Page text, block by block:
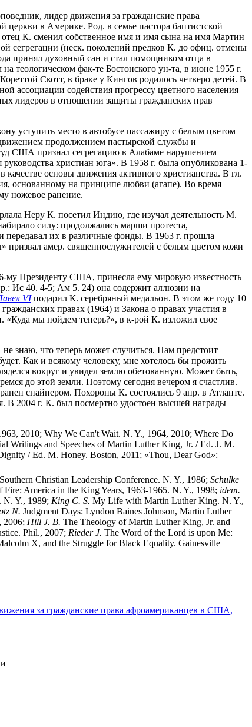
лидер движения за гражданские права
церкви в Америке. Род. в семье пастора баптистской
К. сменил собственное имя и имя сына на имя Мартин
сегрегации (неск. поколений предков К. до офиц. отмены
принял духовный сан и стал помощником отца в
теологическом фак-те Бостонского ун-та, в июне 1955 г.
Скотт, в браке у Кингов родилось четверо детей. В
ассоциации содействия прогрессу цветного населения
лидеров в отношении защиты гражданских прав
уступить место в автобусе пассажиру с белым цветом
продолжением пастырской службы и
США признал сегрегацию в Алабаме нарушением
христиан юга». В 1958 г. была опубликована 1-
основы движения активного христианства. В гл.
основанному на принципе любви (агапе). Во время
ножевое ранение.
Неру К. посетил Индию, где изучал деятельность М.
силу: продолжались марши протеста,
передавал их в различные фонды. В 1963 г. прошла
амер. священнослужителей с белым цветом кожи
му Президенту США, принесла ему мировую известность
Ис 40. 4-5; Ам 5. 24) она содержит аллюзии на
VIподарил К. серебряный медальон. В этом же году 10
правах (1964) и Закона о правах участия в
«Куда мы пойдем теперь?», в к-рой К. изложил свое
знаю, что теперь может случиться. Нам предстоит
Как и всякому человеку, мне хотелось бы прожить
вокруг и увидел землю обетованную. Может быть,
до этой земли. Поэтому сегодня вечером я счастлив.
снайпером. Похороны К. состоялись 9 апр. в Атланте.
В 2004 г. К. был посмертно удостоен высшей награды
2010; Why We Can't Wait. N. Y., 1964, 2010; Where Do
Writings and Speeches of Martin Luther King, Jr. / Ed. J. M.
/ Ed. M. Honey. Boston, 2011; «Thou, Dear God»:
Christian Leadership Conference. N. Y., 1986; Schulke
Fire: America in the King Years, 1963-1965. N. Y., 1998; idem.
N. Y., 1989; King C. S. My Life with Martin Luther King. N. Y.,
N. Judgment Days: Lyndon Baines Johnson, Martin Luther
2006; Hill J. B. The Theology of Martin Luther King, Jr. and
Phil., 2007; Rieder J. The Word of the Lord is upon Me:
X, and the Struggle for Black Equality. Gainesville
за гражданские права афроамериканцев в США,